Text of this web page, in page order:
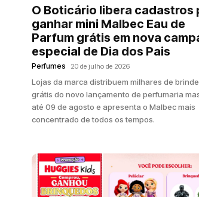
O Boticário libera cadastros
ganhar mini Malbec Eau de
Parfum grátis em nova
especial de Dia dos Pais
Perfumes 20 de julho de 2026
Lojas da marca distribuem milhares de
grátis do novo lançamento de perfumaria
até 09 de agosto e apresenta o Malbec mais
concentrado de todos os tempos.